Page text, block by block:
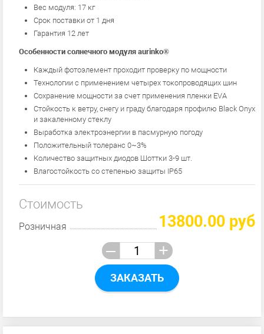
Вес модуля: 17 кг
Срок поставки от 1 дня
Гарантия 12 лет
Особенности солнечного модуля aurinko®
Каждый фотоэлемент проходит проверку по мощности
Технологии с применением четырех токопроводящих шин
Сохранение мощности за счет применения пленки EVA
Стойкость к ветру, снегу и граду благодаря профилю Black Onyx
и закаленному стеклу
Выработка электроэнергии в пасмурную погоду
Положительный толеранс 0~3%
Количество защитных диодов Шоттки 3-9 шт.
Влагостойкость со степенью защиты IP65
Стоимость
Розничная
13800.00 руб
–
+
ЗАКАЗАТЬ